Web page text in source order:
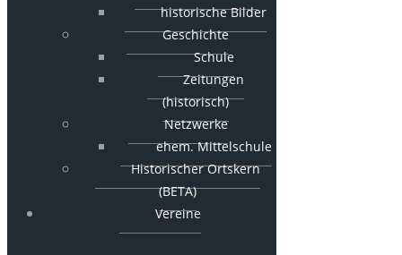
historische Bilder
Geschichte
Schule
Zeitungen
(historisch)
Netzwerke
ehem. Mittelschule
Historischer Ortskern
(BETA)
Vereine